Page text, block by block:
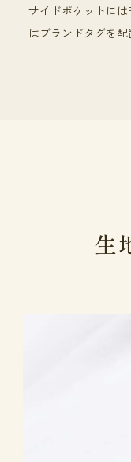
サイドポケットに
はブランドタグを配
生